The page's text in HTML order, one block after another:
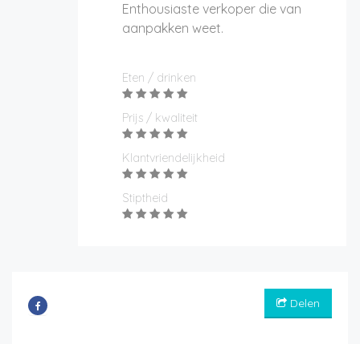
Enthousiaste verkoper die van
aanpakken weet.
Eten / drinken
Prijs / kwaliteit
Klantvriendelijkheid
Stiptheid
Delen